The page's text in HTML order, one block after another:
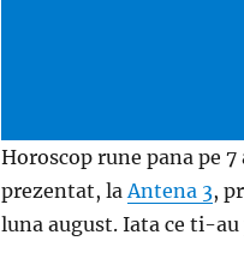
Horoscop rune pana pe
prezentat, la Antena 3,
luna august. Iata ce ti-